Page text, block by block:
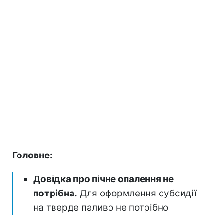
Головне:
Довідка про пічне опалення не
потрібна. Для оформлення субсидії
на тверде паливо не потрібно